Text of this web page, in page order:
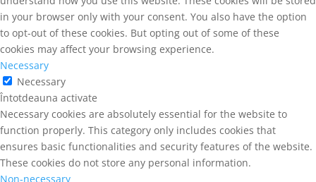
in your browser only with your consent. You also have the option
to opt-out of these cookies. But opting out of some of these
cookies may affect your browsing experience.
Necessary
Necessary
Întotdeauna activate
Necessary cookies are absolutely essential for the website to
function properly. This category only includes cookies that
ensures basic functionalities and security features of the website.
These cookies do not store any personal information.
Non-necessary